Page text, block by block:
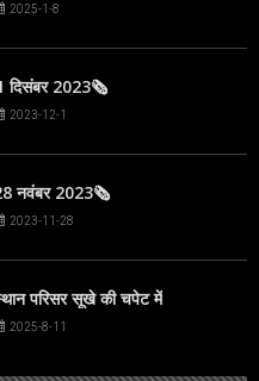
2025-1-8
दिसंबर 2023🗞
2023-12-1
नवंबर 2023🗞
2023-11-28
परिसर सूखे की चपेट में
2025-8-11